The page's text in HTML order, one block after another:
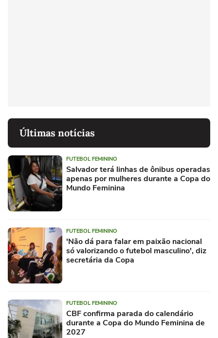
Últimas notícias
FUTEBOL FEMININO
Salvador terá linhas de ônibus operadas
apenas por mulheres durante a Copa do
Mundo Feminina
FUTEBOL FEMININO
'Não dá para falar em paixão nacional
só valorizando o futebol masculino', diz
secretária da Copa
FUTEBOL FEMININO
CBF confirma parada do calendário
durante a Copa do Mundo Feminina de
2027